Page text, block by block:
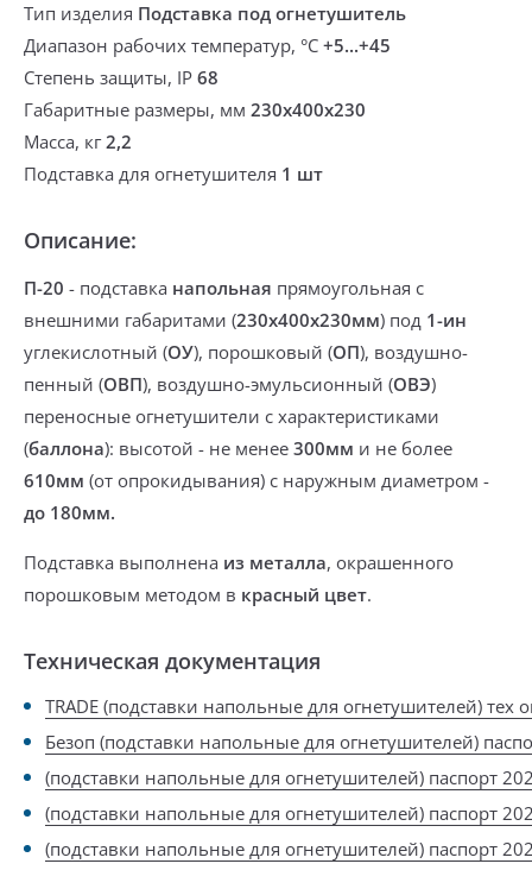
Тип изделия Подставка под огнетушитель
Диапазон рабочих температур, °С +5...+45
Степень защиты, IP 68
Габаритные размеры, мм 230х400х230
Масса, кг2,2
Подставка для огнетушителя 1 шт
Описание:
П-20 - подставка напольная прямоугольная с
внешними габаритами (230х400х230мм) под 1-ин
углекислотный (ОУ), порошковый (ОП), воздушно-
пенный (ОВП), воздушно-эмульсионный (ОВЭ)
переносные огнетушители с характеристиками
(баллона): высотой - не менее 300мм и не более
610мм (от опрокидывания) с наружным диаметром -
до 180мм.
Подставка выполнена из металла, окрашенного
порошковым методом в красный цвет.
Техническая документация
TRADE (подставки напольные для огнетушителей) тех
Безоп (подставки напольные для огнетушителей)
(подставки напольные для огнетушителей) паспорт
(подставки напольные для огнетушителей) паспорт
(подставки напольные для огнетушителей) паспорт